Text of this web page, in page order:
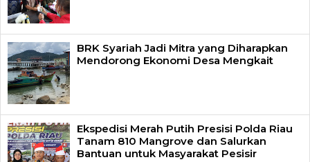
BRK Syariah Jadi Mitra yang Diharapkan
Mendorong Ekonomi Desa Mengkait
Ekspedisi Merah Putih Presisi Polda Riau
Tanam 810 Mangrove dan Salurkan
Bantuan untuk Masyarakat Pesisir